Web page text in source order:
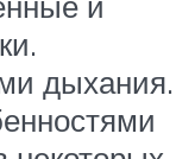
дыхания.